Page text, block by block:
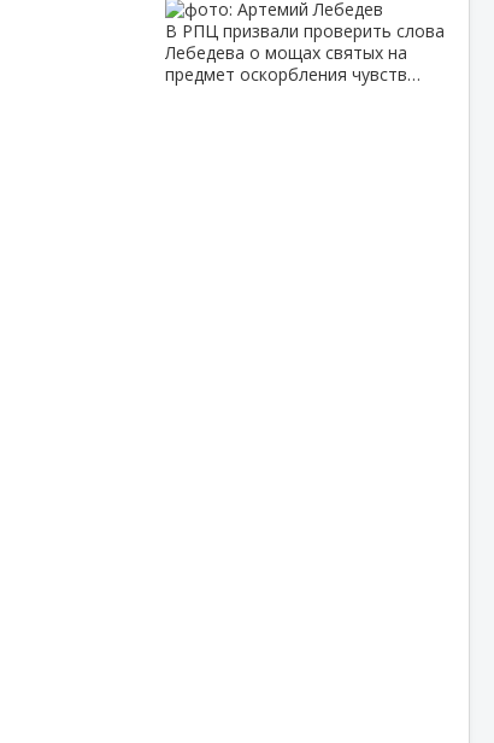
В РПЦ призвали проверить слова
Лебедева о мощах святых на
предмет оскорбления чувств…